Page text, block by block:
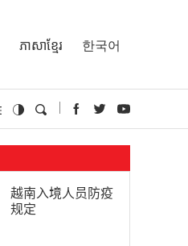
ភាសាខ្មែរ 한국어
越南入境人员防疫
规定